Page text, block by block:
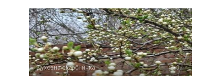
Духовна скарбничка 0